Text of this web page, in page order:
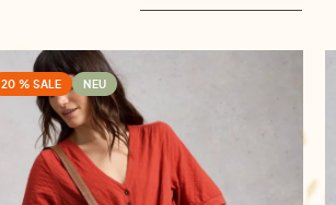
20 % SALE NEU